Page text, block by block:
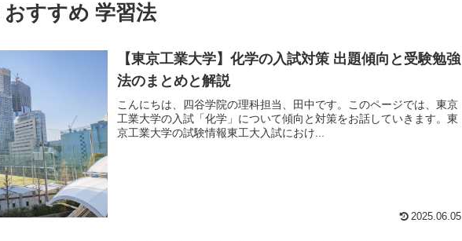
すすめ 学習法
【東京工業大学】化学の入試対策 出題傾向と受験勉強
法のまとめと解説
こんにちは、四谷学院の理科担当、田中です。このページでは、東京
工業大学の入試「化学」について傾向と対策をお話していきます。東
京工業大学の試験情報東工大入試におけ...
2025.06.05